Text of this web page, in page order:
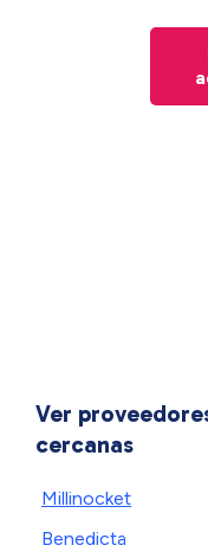
Ver
cercanas
Millinocket
Benedicta